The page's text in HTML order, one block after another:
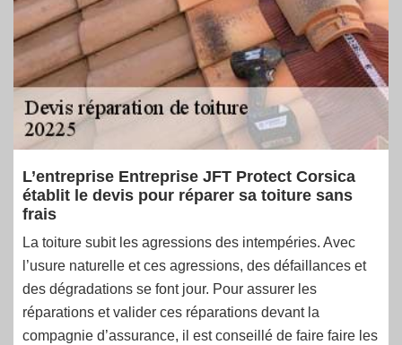
L’entreprise Entreprise JFT Protect Corsica
établit le devis pour réparer sa toiture sans
frais
La toiture subit les agressions des intempéries. Avec
l’usure naturelle et ces agressions, des défaillances et
des dégradations se font jour. Pour assurer les
réparations et valider ces réparations devant la
compagnie d’assurance, il est conseillé de faire faire les